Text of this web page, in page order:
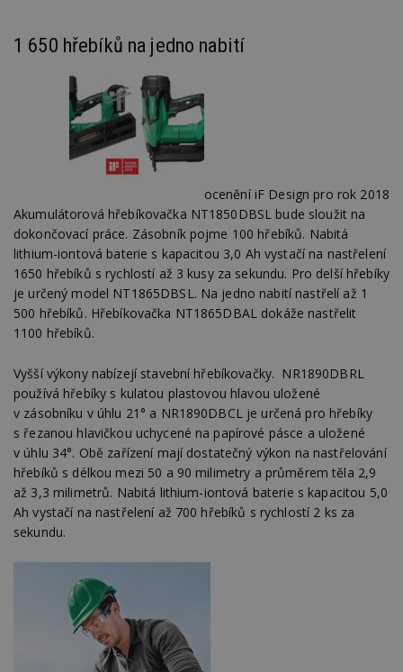
1 650 hřebíků na jedno nabití
ocenění iF Design pro rok 2018
Akumulátorová hřebíkovačka NT1850DBSL bude sloužit na
dokončovací práce. Zásobník pojme 100 hřebíků. Nabitá
lithium-iontová baterie s kapacitou 3,0 Ah vystačí na nastřelení
1650 hřebíků s rychlostí až 3 kusy za sekundu. Pro delší hřebíky
je určený model NT1865DBSL. Na jedno nabití nastřelí až 1
500 hřebíků. Hřebíkovačka NT1865DBAL dokáže nastřelit
1100 hřebíků.
Vyšší výkony nabízejí stavební hřebíkovačky. NR1890DBRL
používá hřebíky s kulatou plastovou hlavou uložené
v zásobníku v úhlu 21° a NR1890DBCL je určená pro hřebíky
s řezanou hlavičkou uchycené na papírové pásce a uložené
v úhlu 34°. Obě zařízení mají dostatečný výkon na nastřelování
hřebíků s délkou mezi 50 a 90 milimetry a průměrem těla 2,9
až 3,3 milimetrů. Nabitá lithium-iontová baterie s kapacitou 5,0
Ah vystačí na nastřelení až 700 hřebíků s rychlostí 2 ks za
sekundu.